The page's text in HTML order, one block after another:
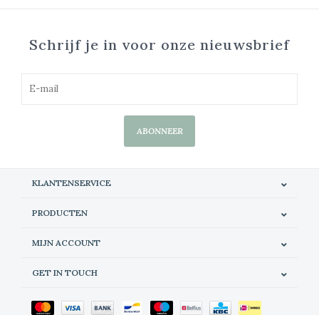
Schrijf je in voor onze nieuwsbrief
ABONNEER
KLANTENSERVICE
PRODUCTEN
MIJN ACCOUNT
GET IN TOUCH